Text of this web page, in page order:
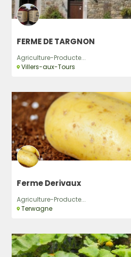
FERME DE TARGNON
Agriculture-Producte...
Villers-aux-Tours
Ferme Derivaux
Agriculture-Producte...
Terwagne